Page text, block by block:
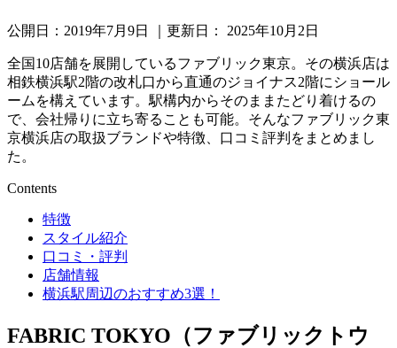
公開日： 2019年7月9日 ｜更新日： 2025年10月2日
全国10店舗を展開しているファブリック東京。その横浜店は
相鉄横浜駅2階の改札口から直通のジョイナス2階にショール
ームを構えています。駅構内からそのままたどり着けるの
で、会社帰りに立ち寄ることも可能。そんなファブリック東
京横浜店の取扱ブランドや特徴、口コミ評判をまとめまし
た。
Contents
特徴
スタイル紹介
口コミ・評判
店舗情報
横浜駅周辺のおすすめ3選！
FABRIC TOKYO（ファブリックトウ